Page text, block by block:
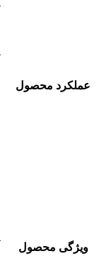
عملکرد محصول
ویژگی محصول